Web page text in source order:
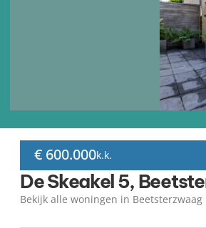
€ 600.000k.k.
De Skeakel 5,
Bekijk alle woningen in Beetsterzwaag